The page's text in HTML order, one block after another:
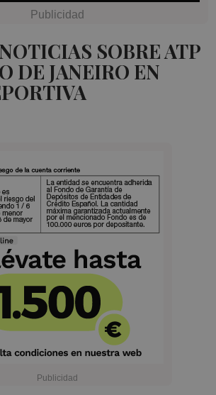
SOBRE ATP
DE JANEIRO EN